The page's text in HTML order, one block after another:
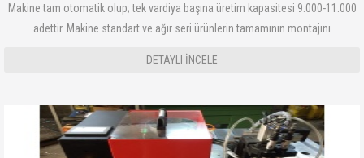
Makine tam otomatik olup; tek vardiya başına üretim kapasitesi 9.000-11.000
adettir. Makine standart ve ağır seri ürünlerin tamamının montajını
DETAYLI INCELE